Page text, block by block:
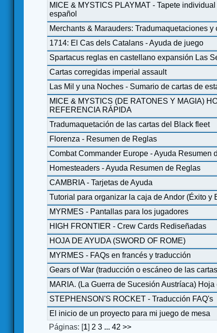
MICE & MYSTICS PLAYMAT - Tapete
español
Merchants & Marauders: Tradumaquetaciones y
1714: El Cas dels Catalans - Ayuda de juego
Spartacus reglas en castellano expansión Las
Cartas corregidas imperial assault
Las Mil y una Noches - Sumario de cartas de
MICE & MYSTICS (DE RATONES Y MAGIA)
REFERENCIA RÁPIDA
Tradumaquetación de las cartas del Black fleet
Florenza - Resumen de Reglas
Combat Commander Europe - Ayuda Resumen
Homesteaders - Ayuda Resumen de Reglas
CAMBRIA - Tarjetas de Ayuda
Tutorial para organizar la caja de Andor (Éxito y
MYRMES - Pantallas para los jugadores
HIGH FRONTIER - Crew Cards Rediseñadas
HOJA DE AYUDA (SWORD OF ROME)
MYRMES - FAQs en francés y traducción
Gears of War (traducción o escáneo de las
MARIA. (La Guerra de Sucesión Austríaca) Hoja
STEPHENSON'S ROCKET - Traducción FAQ's
El inicio de un proyecto para mi juego de mesa
Páginas: [1] 2 3 ... 42 >>